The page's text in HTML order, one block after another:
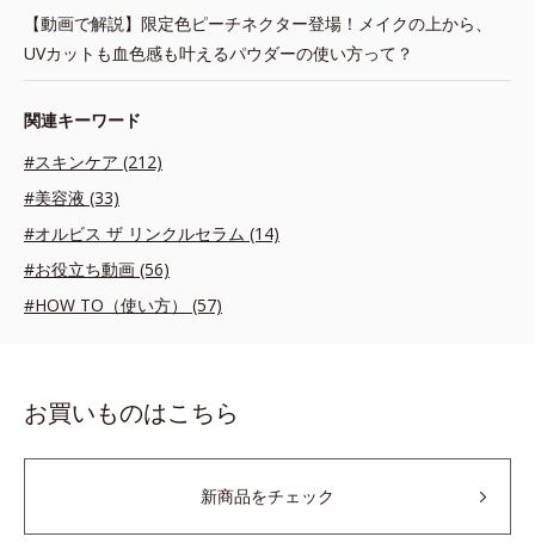
【動画で解説】限定色ピーチネクター登場！メイクの上から、
UVカットも血色感も叶えるパウダーの使い方って？
関連キーワード
#スキンケア (212)
#美容液 (33)
#オルビス ザ リンクルセラム (14)
#お役立ち動画 (56)
#HOW TO（使い方） (57)
お買いものはこちら
新商品をチェック